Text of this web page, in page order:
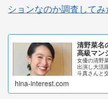
ションなのか調査してみ
清野菜名
高級マン
女優の清野
出演し大活
斗真さんと
は、...
hina-interest.com